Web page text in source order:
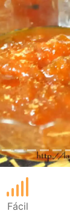
Fácil